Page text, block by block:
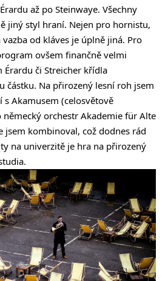
až po Steinwaye. Všechny
jiný styl hraní. Nejen pro hornistu,
od kláves je úplně jiná. Pro
ovšem finančně velmi
Érardu či Streicher křídla
částku. Na přirozený lesní roh jsem
Akamusem (celosvětově
orchestr Akademie für Alte
jsem kombinoval, což dodnes rád
na univerzitě je hra na přirozený